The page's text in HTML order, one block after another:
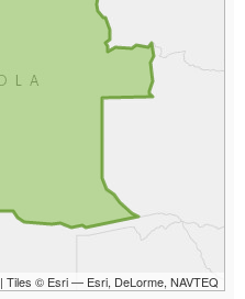
| Tiles © Esri — Esri, DeLorme, NAVTEQ